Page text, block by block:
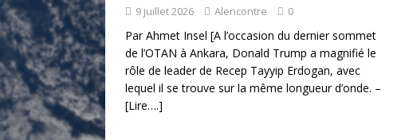
9 juillet 2026 Alencontre 0
Par Ahmet Insel [A l’occasion du dernier sommet
de l’OTAN à Ankara, Donald Trump a magnifié le
rôle de leader de Recep Tayyip Erdogan, avec
lequel il se trouve sur la même longueur d’onde. –
[Lire….]